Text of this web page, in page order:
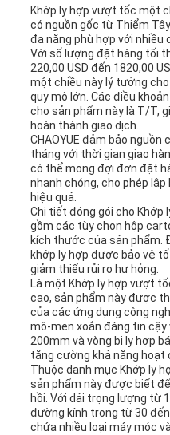
Khớp ly hợp vượt tốc một
có nguồn gốc từ Thiểm
đa năng phù hợp với nhiều
Với số lượng đặt hàng tối
220,00 USD đến 1820,00
một chiều này lý tưởng
quy mô lớn. Các điều
cho sản phẩm này là T/T,
hoàn thành giao dịch.
CHAOYUE đảm bảo nguồn
tháng với thời gian giao
có thể mong đợi đơn đặt
nhanh chóng, cho phép
hiệu quả.
Chi tiết đóng gói cho
gồm các tùy chọn hộp
kích thước của sản phẩm.
khớp ly hợp được bảo vệ
giảm thiểu rủi ro hư hỏng.
Là một Khớp ly hợp vượt
cao, sản phẩm này được
của các ứng dụng công
mô-men xoắn đáng tin cậy
200mm và vòng bi ly hợp
tăng cường khả năng hoạt
Thuộc danh mục Khớp ly
sản phẩm này được biết
hồi. Với dải trọng lượng từ
đường kính trong từ 30
chứa nhiều loại máy móc